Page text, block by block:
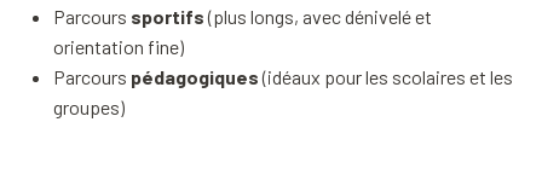
Parcours sportifs(plus longs, avec dénivelé et
orientation fine)
Parcours pédagogiques(idéaux pour les scolaires et les
groupes)